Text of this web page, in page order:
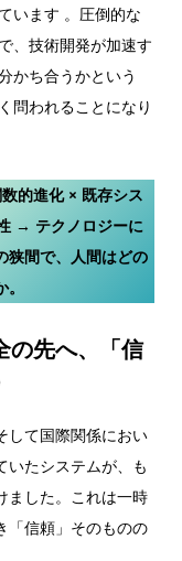
います 。圧倒的な
、技術開発が加速す
かち合うかという
問われることになり
的進化 × 既存シス
→ テクノロジーに
狭間で、人間はどの
先へ、「信
して国際関係におい
いたシステムが、も
ました。これは一時
「信頼」そのものの